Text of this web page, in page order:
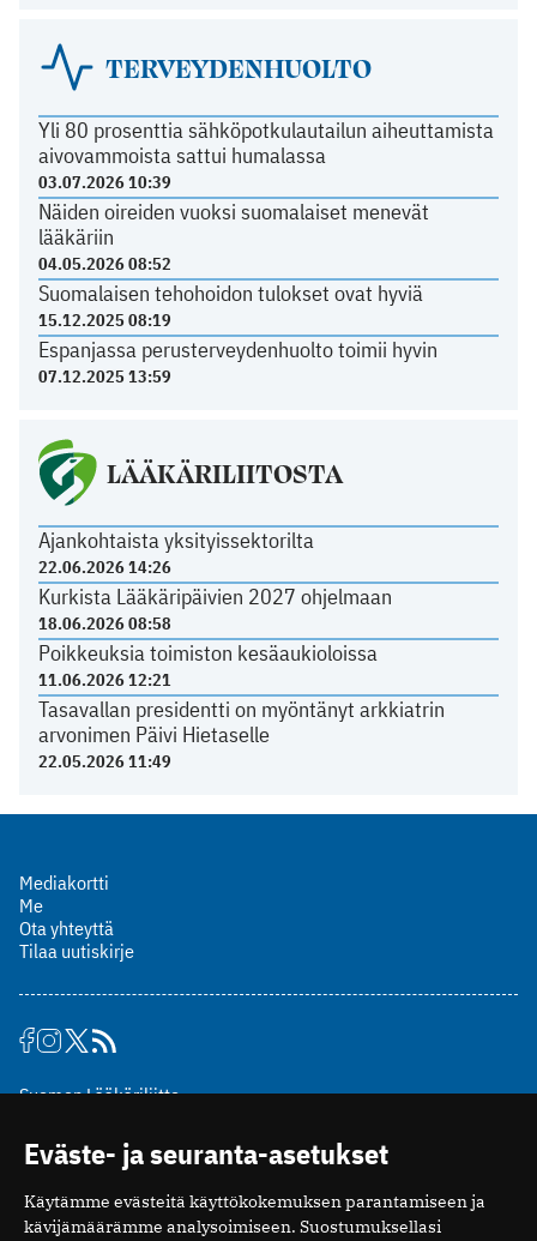
TERVEYDENHUOLTO
Yli 80 prosenttia sähköpotkulautailun aiheuttamista
aivovammoista sattui humalassa
03.07.2026 10:39
Näiden oireiden vuoksi suomalaiset menevät
lääkäriin
04.05.2026 08:52
Suomalaisen tehohoidon tulokset ovat hyviä
15.12.2025 08:19
Espanjassa perusterveydenhuolto toimii hyvin
07.12.2025 13:59
LÄÄKÄRILIITOSTA
Ajankohtaista yksityissektorilta
22.06.2026 14:26
Kurkista Lääkäripäivien 2027 ohjelmaan
18.06.2026 08:58
Poikkeuksia toimiston kesäaukioloissa
11.06.2026 12:21
Tasavallan presidentti on myöntänyt arkkiatrin
arvonimen Päivi Hietaselle
22.05.2026 11:49
Mediakortti
Me
Ota yhteyttä
Tilaa uutiskirje
Suomen Lääkäriliitto
00510 Helsinki
puh. (09) 393 091
toimitus@potilaanlaakarilehti.fi
Eväste- ja seuranta-asetukset
Käytämme evästeitä käyttökokemuksen parantamiseen ja
kävijämäärämme analysoimiseen. Suostumuksellasi